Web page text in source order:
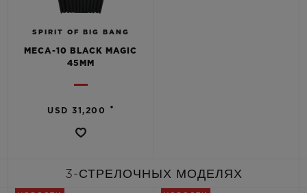
SPIRIT OF BIG BANG
MECA-10 BLACK MAGIC
45MM
USD 31,200 •
3-СТРЕЛОЧНЫХ МОДЕЛЯХ